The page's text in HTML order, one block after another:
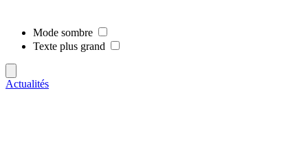
Mode sombre
Texte plus grand
Actualités